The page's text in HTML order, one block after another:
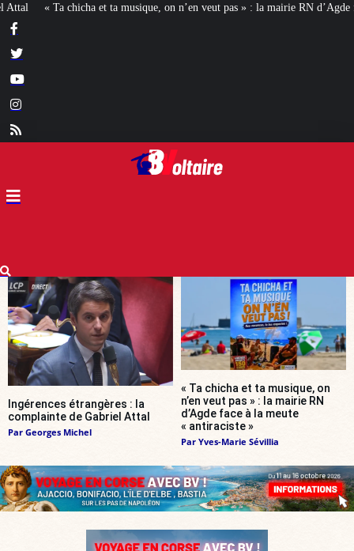
n’en veut pas » : la mairie RN d’Agde face à la meute « antiraciste » La
Ingérences étrangères : la
complainte de Gabriel Attal
Par Georges Michel
« Ta chicha et ta musique, on
n’en veut pas » : la mairie RN
d’Agde face à la meute
« antiraciste »
Par Yves-Marie Sévillia